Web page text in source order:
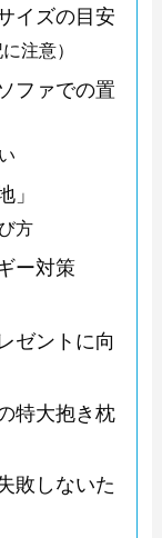
イズの目安
注意）
ファでの置
」
方
ー対策
ゼントに向
特大抱き枕
敗しないた